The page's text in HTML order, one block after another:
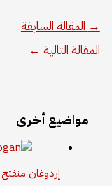
→ المقالة السابقة
المقالة التالية ←
مواضيع أخرى
إردوغان منفتح